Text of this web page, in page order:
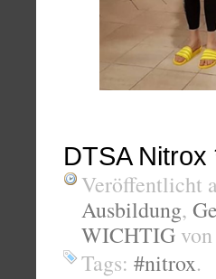
DTSA Nitrox
Veröffentlicht
Ausbildung,
WICHTIG von
Tags: #nitrox.